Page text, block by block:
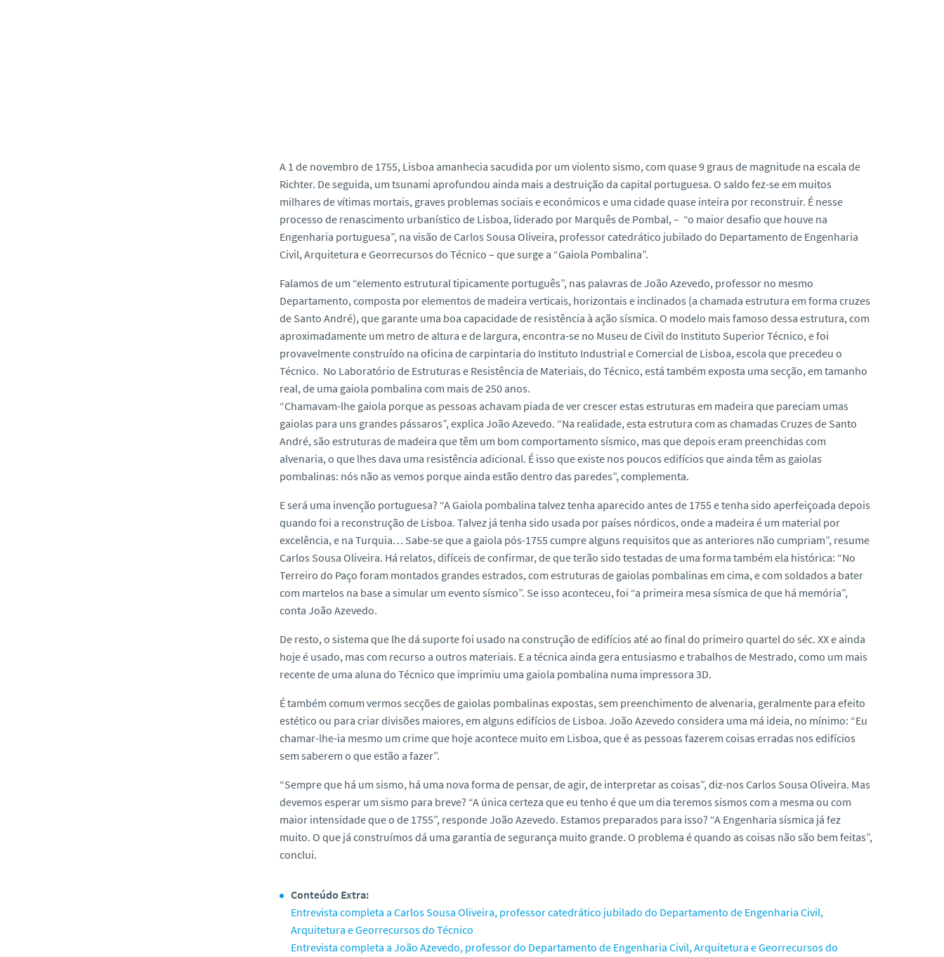
A 1 de novembro de 1755, Lisboa amanhecia sacudida por um violento sismo, com quase 9 graus de magnitude na escala de
Richter. De seguida, um tsunami aprofundou ainda mais a destruição da capital portuguesa. O saldo fez-se em muitos
milhares de vítimas mortais, graves problemas sociais e económicos e uma cidade quase inteira por reconstruir. É nesse
processo de renascimento urbanístico de Lisboa, liderado por Marquês de Pombal, – “o maior desafio que houve na
Engenharia portuguesa”, na visão de Carlos Sousa Oliveira, professor catedrático jubilado do Departamento de Engenharia
Civil, Arquitetura e Georrecursos do Técnico – que surge a “Gaiola Pombalina”.
Falamos de um “elemento estrutural tipicamente português”, nas palavras de João Azevedo, professor no mesmo
Departamento, composta por elementos de madeira verticais, horizontais e inclinados (a chamada estrutura em forma cruzes
de Santo André), que garante uma boa capacidade de resistência à ação sísmica. O modelo mais famoso dessa estrutura, com
aproximadamente um metro de altura e de largura, encontra-se no Museu de Civil do Instituto Superior Técnico, e foi
provavelmente construído na oficina de carpintaria do Instituto Industrial e Comercial de Lisboa, escola que precedeu o
Técnico. No Laboratório de Estruturas e Resistência de Materiais, do Técnico, está também exposta uma secção, em tamanho
real, de uma gaiola pombalina com mais de 250 anos.
“Chamavam-lhe gaiola porque as pessoas achavam piada de ver crescer estas estruturas em madeira que pareciam umas
gaiolas para uns grandes pássaros”, explica João Azevedo. “Na realidade, esta estrutura com as chamadas Cruzes de Santo
André, são estruturas de madeira que têm um bom comportamento sísmico, mas que depois eram preenchidas com
alvenaria, o que lhes dava uma resistência adicional. É isso que existe nos poucos edifícios que ainda têm as gaiolas
pombalinas: nós não as vemos porque ainda estão dentro das paredes”, complementa.
E será uma invenção portuguesa? “A Gaiola pombalina talvez tenha aparecido antes de 1755 e tenha sido aperfeiçoada depois
quando foi a reconstrução de Lisboa. Talvez já tenha sido usada por países nórdicos, onde a madeira é um material por
excelência, e na Turquia… Sabe-se que a gaiola pós-1755 cumpre alguns requisitos que as anteriores não cumpriam”, resume
Carlos Sousa Oliveira. Há relatos, difíceis de confirmar, de que terão sido testadas de uma forma também ela histórica: “No
Terreiro do Paço foram montados grandes estrados, com estruturas de gaiolas pombalinas em cima, e com soldados a bater
com martelos na base a simular um evento sísmico”. Se isso aconteceu, foi “a primeira mesa sísmica de que há memória”,
conta João Azevedo.
De resto, o sistema que lhe dá suporte foi usado na construção de edifícios até ao final do primeiro quartel do séc. XX e ainda
hoje é usado, mas com recurso a outros materiais. E a técnica ainda gera entusiasmo e trabalhos de Mestrado, como um mais
recente de uma aluna do Técnico que imprimiu uma gaiola pombalina numa impressora 3D.
É também comum vermos secções de gaiolas pombalinas expostas, sem preenchimento de alvenaria, geralmente para efeito
estético ou para criar divisões maiores, em alguns edifícios de Lisboa. João Azevedo considera uma má ideia, no mínimo: “Eu
chamar-lhe-ia mesmo um crime que hoje acontece muito em Lisboa, que é as pessoas fazerem coisas erradas nos edifícios
sem saberem o que estão a fazer”.
“Sempre que há um sismo, há uma nova forma de pensar, de agir, de interpretar as coisas”, diz-nos Carlos Sousa Oliveira. Mas
devemos esperar um sismo para breve? “A única certeza que eu tenho é que um dia teremos sismos com a mesma ou com
maior intensidade que o de 1755”, responde João Azevedo. Estamos preparados para isso? “A Engenharia sísmica já fez
muito. O que já construímos dá uma garantia de segurança muito grande. O problema é quando as coisas não são bem feitas”,
conclui.
Conteúdo Extra:
Entrevista completa a Carlos Sousa Oliveira, professor catedrático jubilado do Departamento de Engenharia Civil,
Arquitetura e Georrecursos do Técnico
Entrevista completa a João Azevedo, professor do Departamento de Engenharia Civil, Arquitetura e Georrecursos do